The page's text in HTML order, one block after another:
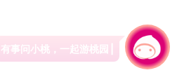
有事问小桃，一起游桃园